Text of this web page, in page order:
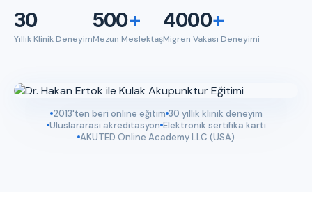
30
Yıllık Klinik Deneyim
500+
Mezun Meslektaş
4000+
Migren Vakası Deneyimi
2013'ten beri online eğitim 30 yıllık klinik deneyim
Uluslararası akreditasyon Elektronik sertifika kartı
AKUTED Online Academy LLC (USA)